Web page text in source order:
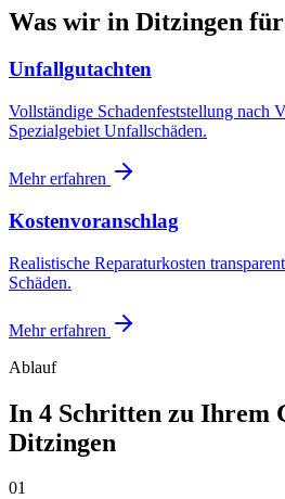
Was wir in Ditzingen für
Unfallgutachten
Vollständige Schadenfeststellung nach
Spezialgebiet Unfallschäden.
Mehr erfahren
Kostenvoranschlag
Realistische Reparaturkosten
Schäden.
Mehr erfahren
Ablauf
In 4 Schritten zu Ihrem
Ditzingen
01